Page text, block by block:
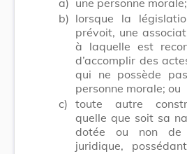
b) lorsque la
prévoit, une
à laquelle est
d’accomplir des
qui ne possède
personne morale; ou
c) toute autre
quelle que soit sa
dotée ou non de
juridique,